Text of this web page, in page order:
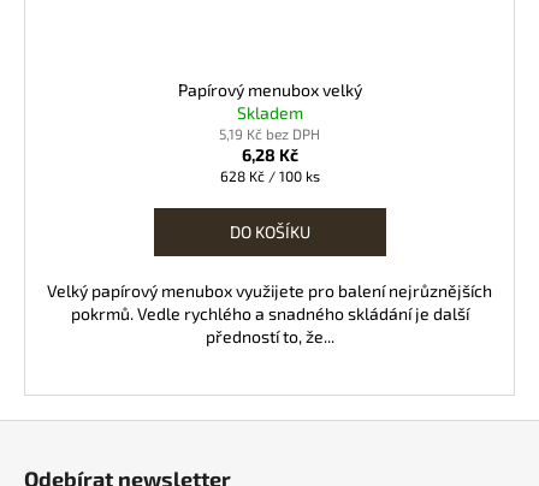
Papírový menubox velký
Skladem
5,19 Kč bez DPH
6,28 Kč
Měrná
628 Kč / 100 ks
DO KOŠÍKU
Velký papírový menubox využijete pro balení nejrůznějších
pokrmů. Vedle rychlého a snadného skládání je další
předností to, že...
Odebírat newsletter